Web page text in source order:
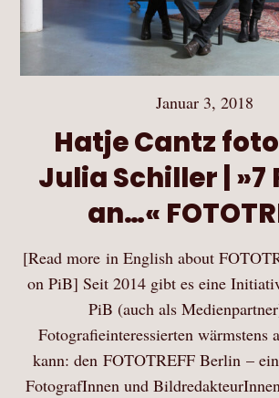
Januar 3, 2018
Hatje Cantz
Julia Schiller | »7
an…«
[Read more in English about
on PiB] Seit 2014 gibt es eine
PiB (auch als
Fotografieinteressierten wärmstens
kann: den FOTOTREFF Berlin –
FotografInnen und